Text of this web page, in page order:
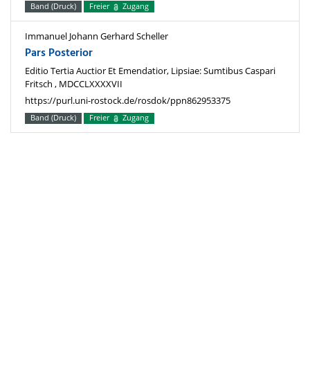
Band (Druck) Freier Zugang
Immanuel Johann Gerhard Scheller
Pars Posterior
Editio Tertia Auctior Et Emendatior, Lipsiae: Sumtibus Caspari
Fritsch , MDCCLXXXXVII
https://purl.uni-rostock.de/rosdok/ppn862953375
Band (Druck) Freier Zugang